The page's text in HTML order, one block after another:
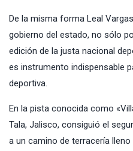
De la misma forma Leal
gobierno del estado, no sólo
edición de la justa nacional
es instrumento indispensable
deportiva.
En la pista conocida como
Tala, Jalisco, consiguió el
a un camino de terracería